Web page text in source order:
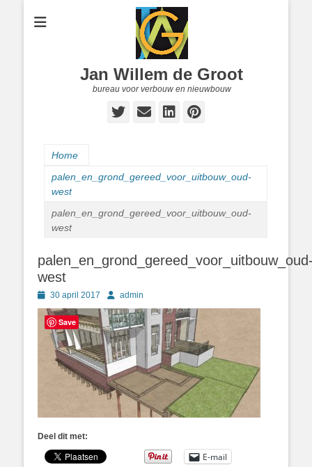
Jan Willem de Groot
bureau voor verbouw en nieuwbouw
Twitter
E-
LinkedIn
Pinterest
Home
palen_en_grond_gereed_voor_uitbouw_oud-
west
palen_en_grond_gereed_voor_uitbouw_oud-
west
west
Geplaatst
op
30 april 2017 Authoradmin
Deel dit met:
E-mail
Save